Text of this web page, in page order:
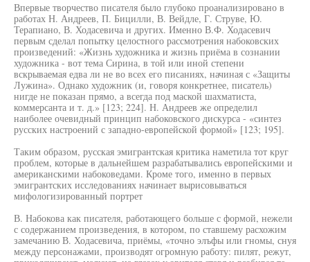
Впервые творчество писателя было глубоко проанализировано в
работах Н. Андреев, П. Бицилли, В. Вейдле, Г. Струве, Ю.
Терапиано, В. Ходасевича и других. Именно В.Ф. Ходасевич
первым сделал попытку целостного рассмотрения набоковских
произведений: «Жизнь художника и жизнь приёма в сознании
художника - вот тема Сирина, в той или иной степени
вскрываемая едва ли не во всех его писаниях, начиная с «Защиты
Лужина». Однако художник (и, говоря конкретнее, писатель)
нигде не показан прямо, а всегда под маской шахматиста,
коммерсанта и т. д.» [123; 224]. Н. Андреев же определил
наиболее очевидный принцип набоковского дискурса - «синтез
русских настроений с западно-европейской формой» [123; 195].
Таким образом, русская эмигрантская критика наметила тот круг
проблем, которые в дальнейшем разрабатывались европейскими и
американскими набоковедами. Кроме того, именно в первых
эмигрантских исследованиях начинает вырисовываться
мифологизированный портрет
В. Набокова как писателя, работающего больше с формой, нежели
с содержанием произведения, в котором, по ставшему расхожим
замечанию В. Ходасевича, приёмы, «точно элъфы или гномы, снуя
между персонажами, производят огромную работу: пилят, режут,